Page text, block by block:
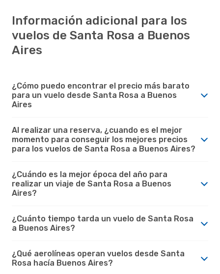
Información adicional para los
vuelos de Santa Rosa a Buenos
Aires
¿Cómo puedo encontrar el precio más barato
para un vuelo desde Santa Rosa a Buenos
Aires
Al realizar una reserva, ¿cuando es el mejor
momento para conseguir los mejores precios
para los vuelos de Santa Rosa a Buenos Aires?
¿Cuándo es la mejor época del año para
realizar un viaje de Santa Rosa a Buenos
Aires?
¿Cuánto tiempo tarda un vuelo de Santa Rosa
a Buenos Aires?
¿Qué aerolíneas operan vuelos desde Santa
Rosa hacía Buenos Aires?